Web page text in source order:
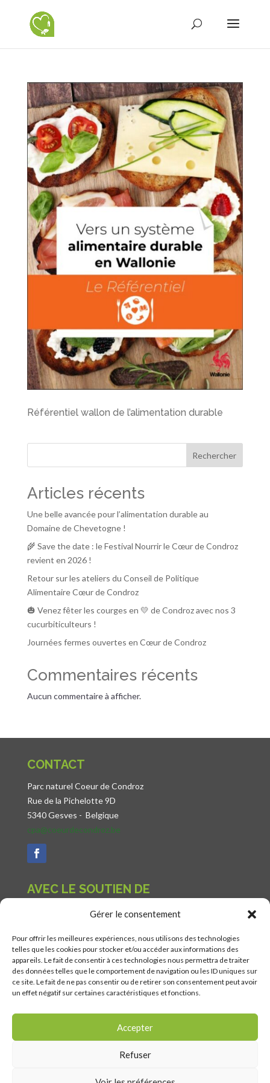
Gérer le consentement
Pour offrir les meilleures expériences, nous utilisons des technologies
telles que les cookies pour stocker et/ou accéder aux informations des
appareils. Le fait de consentir à ces technologies nous permettra de traiter
des données telles que le comportement de navigation ou les ID uniques sur
ce site. Le fait de ne pas consentir ou de retirer son consentement peut avoir
un effet négatif sur certaines caractéristiques et fonctions.
Accepter
Refuser
Référentiel wallon de l’alimentation durable
Rechercher
Articles récents
Une belle avancée pour l’alimentation durable au
Domaine de Chevetogne !
🌾 Save the date : le Festival Nourrir le Cœur de Condroz
revient en 2026 !
Retour sur les ateliers du Conseil de Politique
Alimentaire Cœur de Condroz
🎃 Venez fêter les courges en 💛 de Condroz avec nos 3
cucurbiticulteurs !
Journées fermes ouvertes en Cœur de Condroz
Commentaires récents
Aucun commentaire à afficher.
CONTACT
Parc naturel Coeur de Condroz
Rue de la Pichelotte 9D
5340 Gesves - Belgique
cpa@coeurdecondroz.be
AVEC LE SOUTIEN DE